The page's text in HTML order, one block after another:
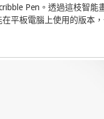
Pen。透過這枝智能
平板電腦上使用的版本